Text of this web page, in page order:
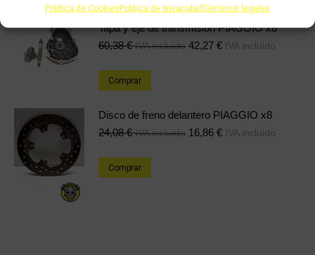
Política de CookiesPolítica de privacidadTérminos legales
Tapa y eje de transmisión PIAGGIO x8
60,38€ IVA incluido 42,27 € IVA incluido
Comprar
Disco de freno delantero PIAGGIO x8
24,08€ IVA incluido 16,86 € IVA incluido
Comprar